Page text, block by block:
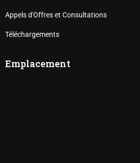
Appels d'Offres et Consultations
Téléchargements
Emplacement